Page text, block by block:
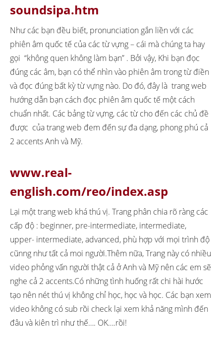
soundsipa.htm
Như các bạn đều biết, pronunciation gắn liền với các
phiên âm quốc tế của các từ vựng – cái mà chúng ta hay
gọi “không quen không làm bạn” . Bởi vậy, Khi bạn đọc
đúng các âm, bạn có thể nhìn vào phiên âm trong từ điền
và đọc đúng bất kỳ từ vựng nào. Do đó, đây là trang web
hướng dẫn bạn cách đọc phiên âm quốc tế một cách
chuẩn nhất. Các bảng từ vựng, các từ cho đến các chủ đề
được của trang web đem đến sự đa dạng, phong phú cả
2 accents Anh và Mỹ.
www.real-
english.com/reo/index.asp
Lại một trang web khá thú vị. Trang phân chia rõ ràng các
cấp độ : beginner, pre-intermediate, intermediate,
upper- intermediate, advanced, phù hợp với mọi trình độ
cũnng như tất cả moi người.Thêm nữa, Trang này có nhiều
video phỏng vấn người thật cả ở Anh và Mỹ nên các em sẽ
nghe cả 2 accents.Có những tình huống rất chi hài hước
tạo nên nét thú vị không chỉ học, học và học. Các bạn xem
video không có sub rồi check lại xem khả năng mình đến
đâu và kiên trì như thế…. OK….rồi!